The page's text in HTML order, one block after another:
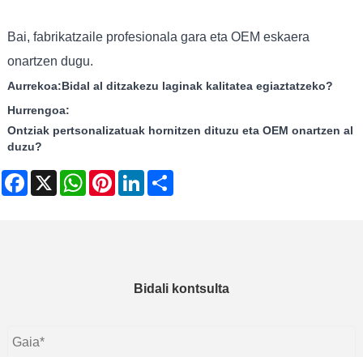
Bai, fabrikatzaile profesionala gara eta OEM eskaera
onartzen dugu.
Aurrekoa:Bidal al ditzakezu laginak kalitatea egiaztatzeko?
Hurrengoa:
Ontziak pertsonalizatuak hornitzen dituzu eta OEM onartzen al
duzu?
Facebook
X WhatsAppPinterestLinkedIn
Bidali kontsulta